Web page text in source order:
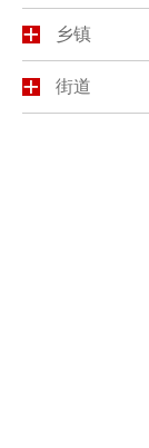
乡镇
街道